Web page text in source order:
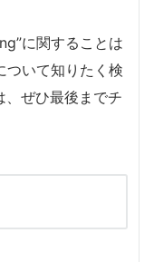
に関することは
ついて知りたく検
、ぜひ最後までチ